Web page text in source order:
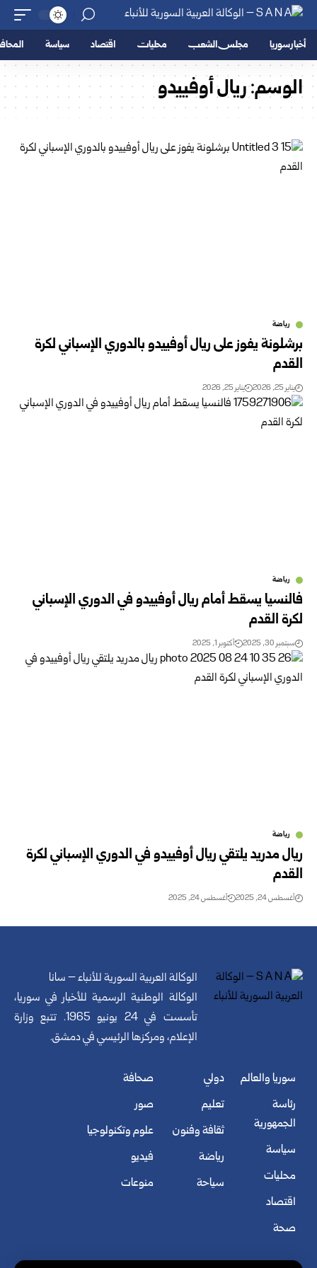
أخبار سوريا مجلس الشعب محليات اقتصاد سياسة
الوسم:ريال أوفييدو
رياضة
برشلونة يفوز على ريال أوفييدو بالدوري الإسباني لكرة
القدم
يناير 25, 2026 يناير 25, 2026
رياضة
فالنسيا يسقط أمام ريال أوفييدو في الدوري الإسباني
لكرة القدم
سبتمبر 30, 2025 أكتوبر 1, 2025
رياضة
ريال مدريد يلتقي ريال أوفييدو في الدوري الإسباني لكرة
القدم
أغسطس 24, 2025 أغسطس 24, 2025
الوكالة العربية السورية للأنباء – سانا
الوكالة الوطنية الرسمية للأخبار في سوريا،
تأسست في 24 يونيو 1965. تتبع وزارة
الإعلام، ومركزها الرئيسي في دمشق.
سوريا والعالم
رئاسة
الجمهورية
سياسة
محليات
اقتصاد
صحة
دولي
تعليم
ثقافة وفنون
رياضة
سياحة
صحافة
صور
علوم وتكنولوجيا
فيديو
منوعات